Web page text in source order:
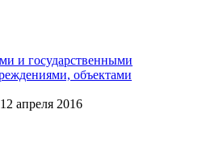
и государственными
объектами
12 апреля 2016